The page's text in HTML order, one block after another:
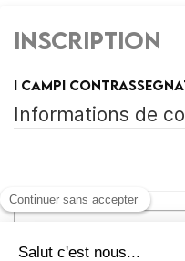
Inscription
I campi
Informations de